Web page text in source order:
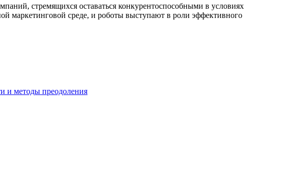
стремящихся оставаться конкурентоспособными в условиях
маркетинговой среде, и роботы выступают в роли эффективного
и методы преодоления